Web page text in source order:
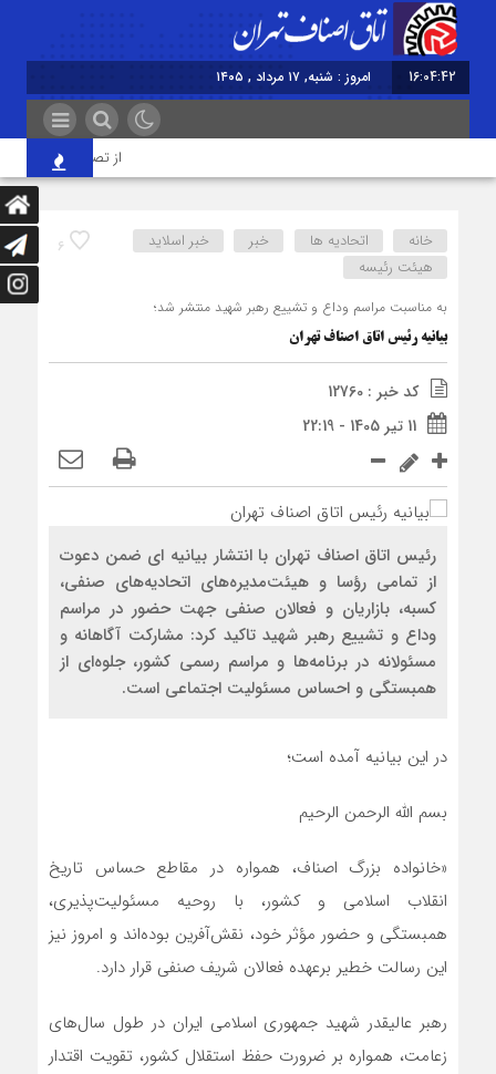
16:04:42 امروز : شنبه, ۱۷ مرداد , ۱۴۰۵
از تصمیم‌سازی تا
6 خانه اتحادیه ها خبر
خبر اسلايد
هیئت رئیسه
به مناسبت مراسم وداع و تشییع رهبر شهید منتشر شد؛
بیانیه رئیس اتاق اصناف تهران
کد خبر : 12760
11 تیر 1405 - 22:19
رئیس اتاق اصناف تهران با انتشار بیانیه ای ضمن دعوت
از تمامی رؤسا و هیئت‌مدیره‌های اتحادیه‌های صنفی،
کسبه، بازاریان و فعالان صنفی جهت حضور در مراسم
وداع و تشییع رهبر شهید تاکید کرد: مشارکت آگاهانه و
مسئولانه در برنامه‌ها و مراسم رسمی کشور، جلوه‌ای از
همبستگی و احساس مسئولیت اجتماعی است.
در این بیانیه آمده است؛
بسم الله الرحمن الرحیم
«خانواده بزرگ اصناف، همواره در مقاطع حساس تاریخ
انقلاب اسلامی و کشور، با روحیه مسئولیت‌پذیری،
همبستگی و حضور مؤثر خود، نقش‌آفرین بوده‌اند و امروز نیز
این رسالت خطیر برعهده فعالان شریف صنفی قرار دارد.
رهبر عالیقدر شهید جمهوری اسلامی ایران در طول سال‌های
زعامت، همواره بر ضرورت حفظ استقلال کشور، تقویت اقتدار